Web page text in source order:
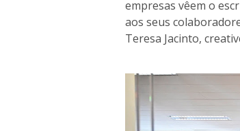
empresas vêem o
aos seus
Teresa Jacinto,